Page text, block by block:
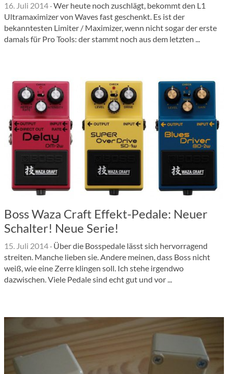
16. Juli 2014 ·Wer heute noch zuschlägt, bekommt den L1
Ultramaximizer von Waves fast geschenkt. Es ist der
bekanntesten Limiter / Maximizer, wenn nicht sogar der erste
damals für Pro Tools: der stammt noch aus dem letzten ...
Boss Waza Craft Effekt-Pedale: Neuer
Schalter! Neue Serie!
15. Juli 2014 · Über die Bosspedale lässt sich hervorragend
streiten. Manche lieben sie. Andere meinen, dass Boss nicht
weiß, wie eine Zerre klingen soll. Ich stehe irgendwo
dazwischen. Viele Pedale sind echt gut und vor ...